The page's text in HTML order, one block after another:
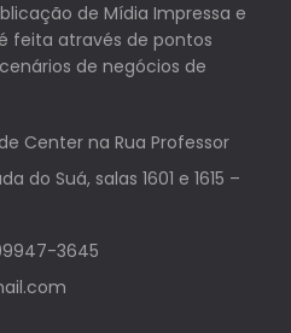
de Mídia Impressa e
feita através de pontos
de negócios de
Center na Rua Professor
do Suá, salas 1601 e 1615 –
3645